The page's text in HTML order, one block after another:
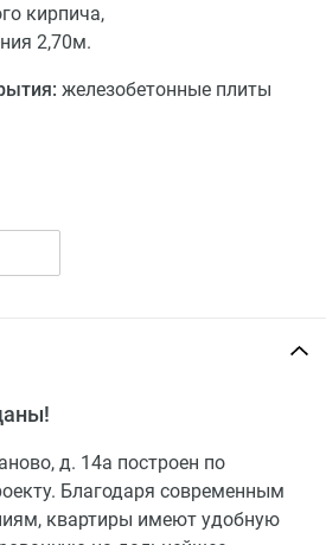
кирпича,
2,70м.
железобетонные плиты
двери: двойной стеклопакет с
проема - 1,70м,
д. 14а построен по
Благодаря современным
квартиры имеют удобную